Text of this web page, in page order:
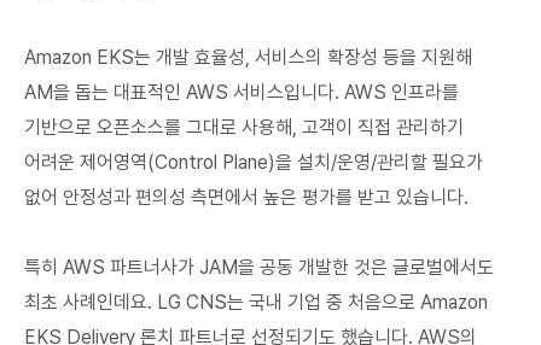
Amazon EKS는 개발 효율성, 서비스의 확장성 등을 지원해
AM을 돕는 대표적인 AWS 서비스입니다. AWS 인프라를
기반으로 오픈소스를 그대로 사용해, 고객이 직접 관리하기
어려운 제어영역(Control Plane)을 설치/운영/관리할 필요가
없어 안정성과 편의성 측면에서 높은 평가를 받고 있습니다.
특히 AWS 파트너사가 JAM을 공동 개발한 것은 글로벌에서도
최초 사례인데요. LG CNS는 국내 기업 중 처음으로 Amazon
EKS Delivery 론치 파트너로 선정되기도 했습니다. AWS의